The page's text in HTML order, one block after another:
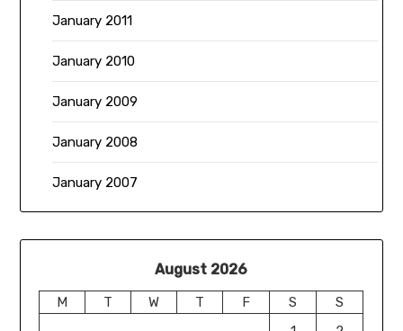
January 2011
January 2010
January 2009
January 2008
January 2007
August 2026
M T W T F S
S